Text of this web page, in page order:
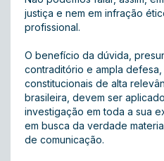
justiça e nem em infração
profissional.
O benefício da dúvida,
contraditório e ampla
constitucionais de alta
brasileira, devem ser
investigação em toda a sua
em busca da verdade
de comunicação.